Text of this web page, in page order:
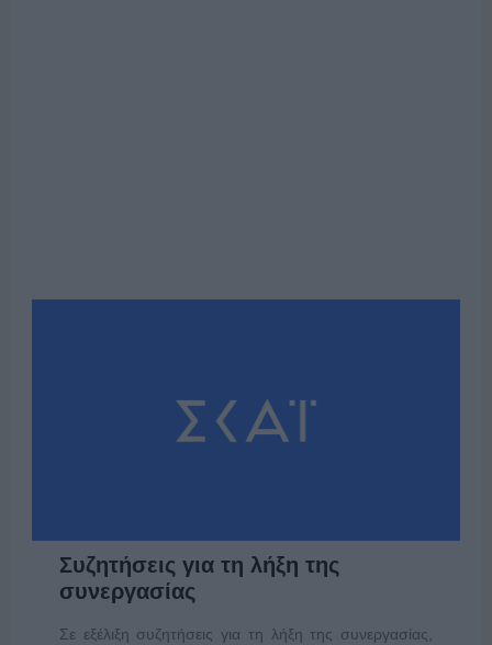
Συζητήσεις για τη λήξη της
συνεργασίας
Σε εξέλιξη συζητήσεις για τη λήξη της συνεργασίας,